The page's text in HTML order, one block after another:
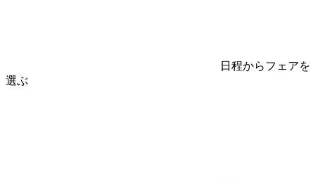
日程からフェアを
選ぶ